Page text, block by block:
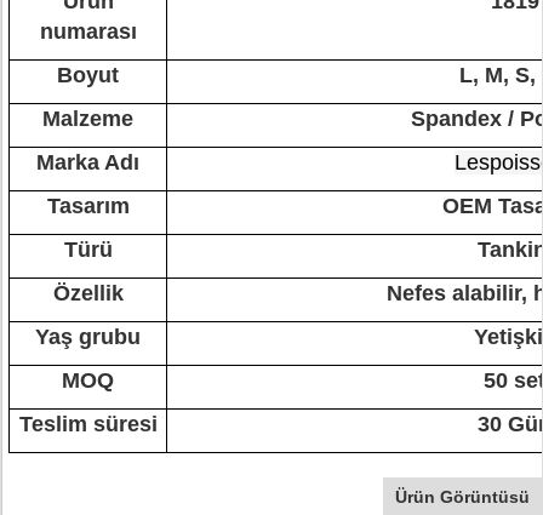
numarası
Boyut
L, M, S,
Malzeme
Spandex /
Marka Adı
Tasarım
OEM
Türü
Özellik
Nefes alabilir,
Yaş grubu
MOQ
50
Teslim süresi
30
Ürün Görüntüsü